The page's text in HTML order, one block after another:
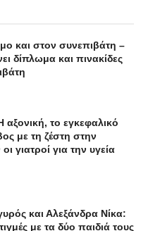
και στον συνεπιβάτη –
δίπλωμα και πινακίδες
το εγκεφαλικό
με τη ζέστη στην
γιατροί για την υγεία
και Αλεξάνδρα Νίκα:
με τα δύο παιδιά τους